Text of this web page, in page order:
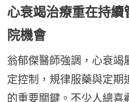
心衰竭治療重在持
院機會
翁郁傑醫師強調，心衰竭
定控制，規律服藥與定期
的重要關鍵。不少人總喜